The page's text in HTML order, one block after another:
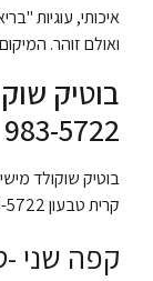
איכותי, עוגיות
ואולם זוהר.
בוטיק
983-5722
בוטיק שוקולד
קרית טבעון5722
קפה שני -